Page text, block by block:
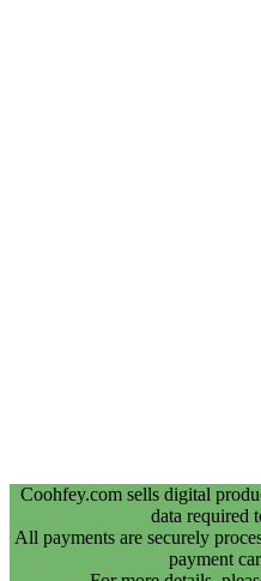
Coohfey.com sells digital
data required
All payments are securely
payment